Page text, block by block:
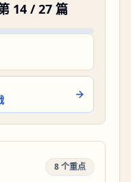
14 /27 篇
8 个重点